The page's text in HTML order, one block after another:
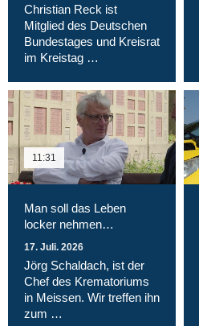
Christian Reck ist
Mitglied des Deutschen
Bundestages und Kreisrat
im Kreistag …
11:31
Man soll das Leben
locker nehmen…
17. Juli. 2026
Jörg Schaldach, ist der
Chef des Krematoriums
in Meissen. Wir treffen ihn
zum …